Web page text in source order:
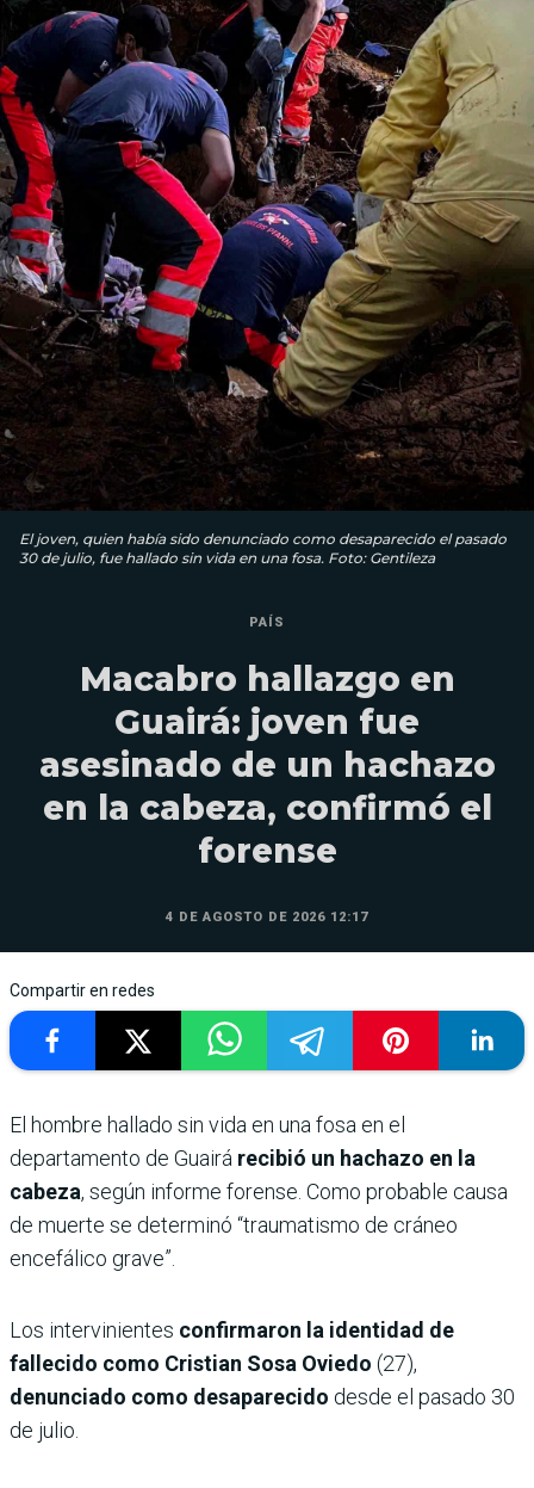
El joven, quien había sido denunciado como desaparecido el pasado
30 de julio, fue hallado sin vida en una fosa. Foto: Gentileza
PAÍS
Macabro hallazgo en
Guairá: joven fue
asesinado de un hachazo
en la cabeza, confirmó el
forense
4 DE AGOSTO DE 2026 12:17
Compartir en redes
El hombre hallado sin vida en una fosa en el
departamento de Guairá recibió un hachazo en la
cabeza, según informe forense. Como probable causa
de muerte se determinó “traumatismo de cráneo
encefálico grave”.
Los intervinientes confirmaron la identidad de
fallecido como Cristian Sosa Oviedo (27),
denunciado como desaparecido desde el pasado 30
de julio.